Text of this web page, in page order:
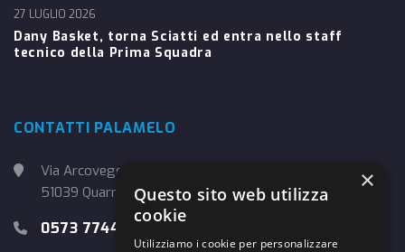
Dany Basket, torna Sciatti ed entra nello staff
tecnico della Prima Squadra
27 LUGLIO 2026
CONTATTI PALAMELO
Via Arcoveggio, 4
51039 Quarrata (PT)
0573 774457
×
Questo sito web utilizza
cookie
Utilizziamo i cookie per personalizzare